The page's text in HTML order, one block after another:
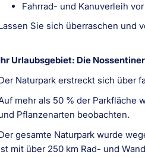
Fahrrad- und Kanuverleih
Sie sich überraschen und
Urlaubsgebiet: Die
Naturpark erstreckt sich über
mehr als 50 % der Parkfläche
Pflanzenarten beobachten.
gesamte Naturpark wurde
mit über 250 km Rad- und